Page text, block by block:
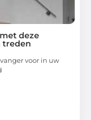
deze
treden
voor in uw